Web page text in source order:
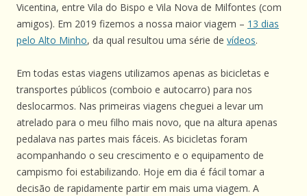
Vicentina, entre Vila do Bispo e Vila Nova de Milfontes (com
amigos). Em 2019 fizemos a nossa maior viagem – 13 dias
pelo Alto Minho, da qual resultou uma série de vídeos.
Em todas estas viagens utilizamos apenas as bicicletas e
transportes públicos (comboio e autocarro) para nos
deslocarmos. Nas primeiras viagens cheguei a levar um
atrelado para o meu filho mais novo, que na altura apenas
pedalava nas partes mais fáceis. As bicicletas foram
acompanhando o seu crescimento e o equipamento de
campismo foi estabilizando. Hoje em dia é fácil tomar a
decisão de rapidamente partir em mais uma viagem. A